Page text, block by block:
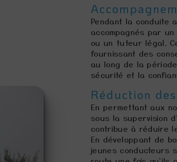
Pendant la conduite
accompagnés par
ou un tuteur légal.
fournissant des
au long de la
sécurité et la
Réduction
En permettant aux
sous la supervision
contribue à réduire
En développant de
jeunes conducteurs